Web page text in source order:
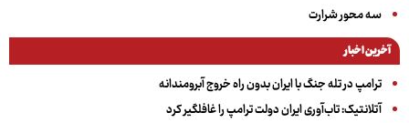
سه‌ محور شرارت
آخرین اخبار
ترامپ در تله جنگ با ایران بدون راه خروج آبرومندانه
آتلانتیک: تاب‌آوری ایران دولت ترامپ را غافلگیر کرد